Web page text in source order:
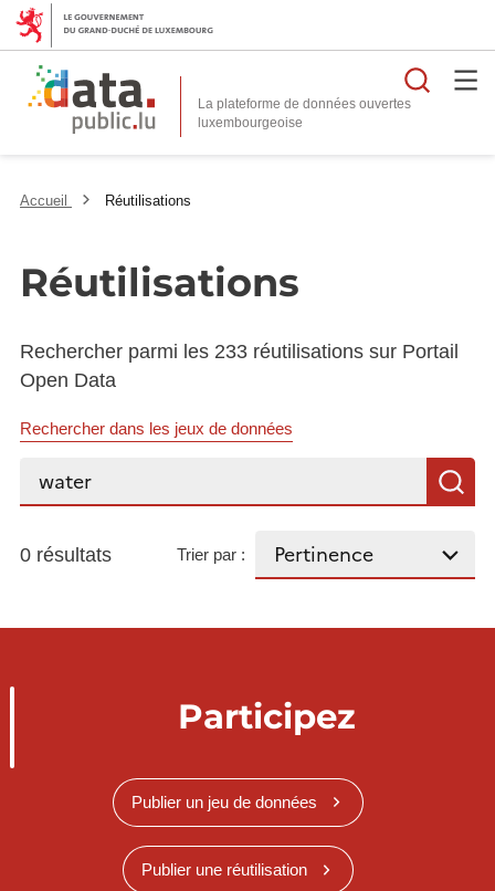
La plateforme de données ouvertes
Accueil Réutilisations
Réutilisations
Rechercher parmi les 233 réutilisations sur Portail
Open Data
Rechercher dans les jeux de données
Rechercher...
0 résultats Trier par :
Participez
Publier un jeu de données
Publier une réutilisation